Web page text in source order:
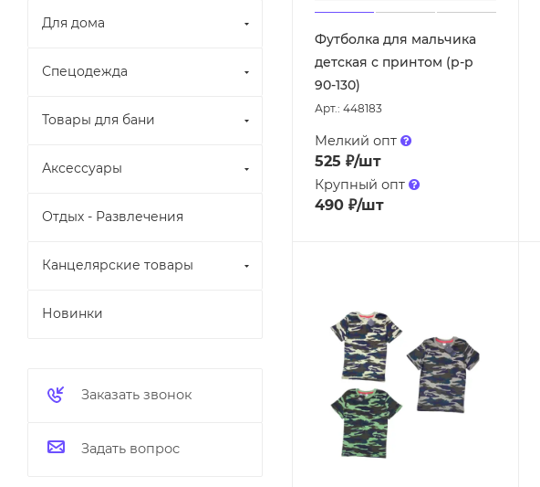
Футболка для мальчика
детская с принтом (р-р
90-130)
Арт.: 448183
Мелкий опт
525 ₽/шт
Крупный опт
490 ₽/шт
Для дома
Спецодежда
Товары для бани
Аксессуары
Отдых - Развлечения
Канцелярские товары
Новинки
Заказать звонок
Задать вопрос